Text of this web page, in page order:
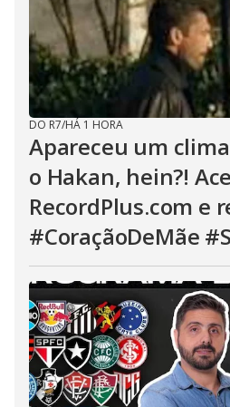
DO R7/HÁ 1 HORA
Apareceu um
o Hakan, hein?!
RecordPlus.com e
#CoraçãoDeMãe